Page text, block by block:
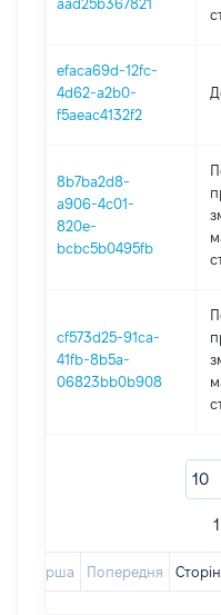
aad25b367821
efaca69d-12fc-
4d62-a2b0-
f5aeac4132f2
8b7ba2d8-
a906-4c01-
820e-
bcbc5b0495fb
cf573d25-91ca-
41fb-8b5a-
06823bb0b908
Перша Попередня